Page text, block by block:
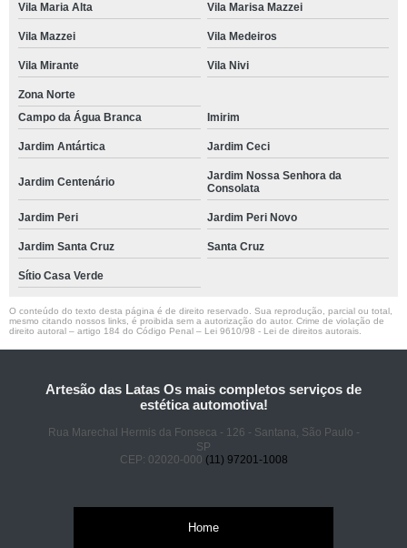
Vila Maria Alta Vila Marisa Mazzei
Vila Mazzei Vila Medeiros
Vila Mirante Vila Nivi
Zona Norte
Campo da Água Branca
Imirim
Jardim Antártica Jardim Ceci
Jardim Centenário
Jardim Nossa Senhora da
Consolata
Jardim Peri Jardim Peri Novo
Jardim Santa Cruz Santa Cruz
Sítio Casa Verde
O conteúdo do texto desta página é de direito reservado. Sua reprodução, parcial ou total,
mesmo citando nossos links, é proibida sem a autorização do autor. Crime de violação de
direito autoral – artigo 184 do Código Penal – Lei 9610/98 - Lei de direitos autorais
Artesão das Latas Os mais completos serviços de
estética automotiva!
Rua Marechal Hermis da Fonseca - 126 - Santana, São Paulo -
SP
CEP: 02020-000 (11) 97201-1008
Home